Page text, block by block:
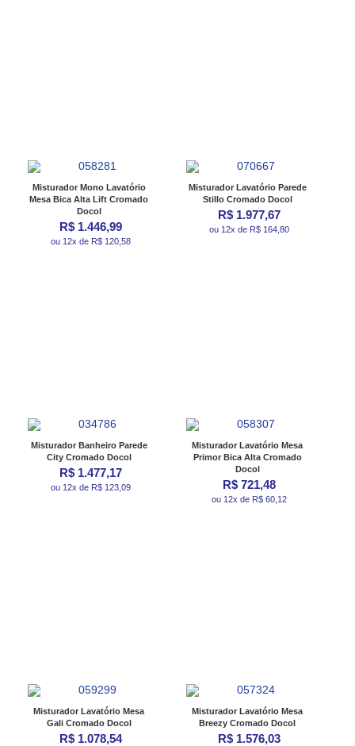
Misturador Mono Lavatório
Mesa Bica Alta Lift Cromado
Docol
R$ 1.446,99
ou 12x de R$ 120,58
Misturador Lavatório Parede
Stillo Cromado Docol
R$ 1.977,67
ou 12x de R$ 164,80
Misturador Banheiro Parede
City Cromado Docol
R$ 1.477,17
ou 12x de R$ 123,09
Misturador Lavatório Mesa
Primor Bica Alta Cromado
Docol
R$ 721,48
ou 12x de R$ 60,12
Misturador Lavatório Mesa
Gali Cromado Docol
R$ 1.078,54
Misturador Lavatório Mesa
Breezy Cromado Docol
R$ 1.576,03